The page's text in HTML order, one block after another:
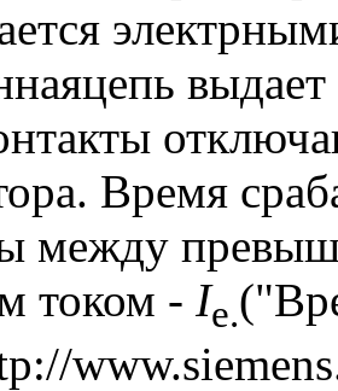
Время
между
током - Ie.